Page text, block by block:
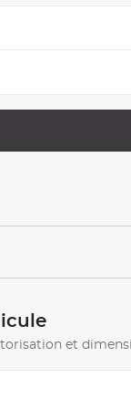
et